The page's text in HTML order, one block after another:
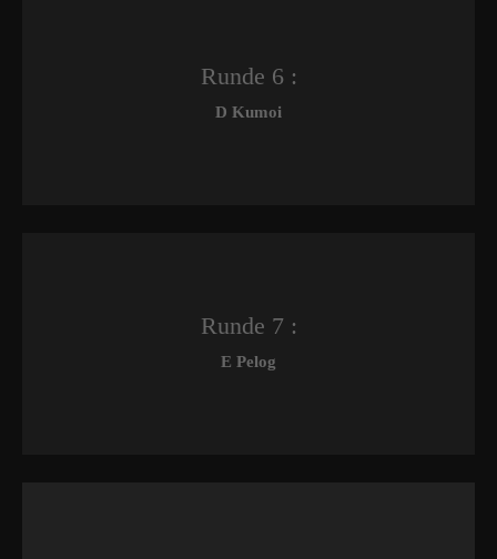
Runde 6 :
D Kumoi
Runde 7 :
E Pelog